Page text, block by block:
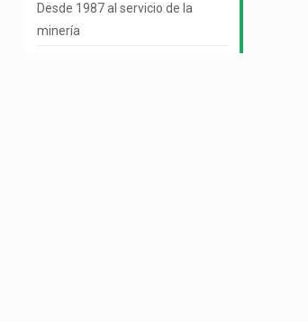
Desde 1987 al servicio de la
minería